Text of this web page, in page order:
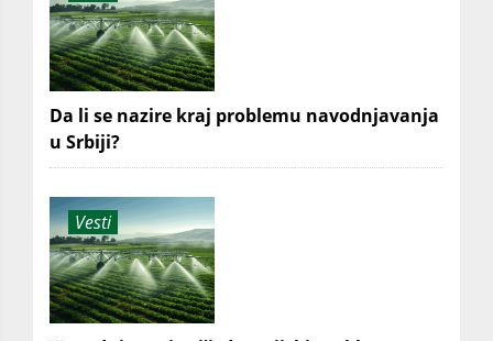
Da li se nazire kraj problemu navodnjavanja
u Srbiji?
Vesti